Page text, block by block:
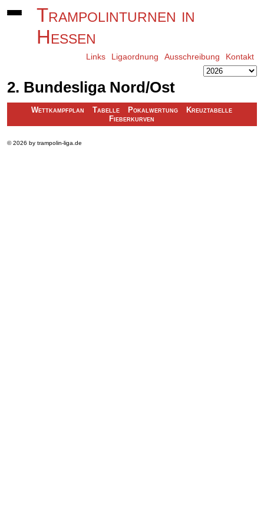
Trampolinturnen in
Hessen
Links Ligaordnung Ausschreibung Kontakt
2. Bundesliga Nord/Ost
Wettkampfplan Tabelle Pokalwertung
Kreuztabelle
Fieberkurven
© 2026 by trampolin-liga.de